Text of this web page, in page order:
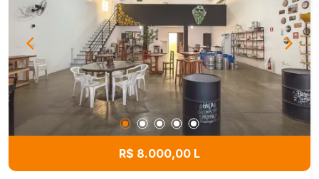
para quem deseja adquirir um imóvel completo e
pronto para morar.
R$ 8.000,00 L